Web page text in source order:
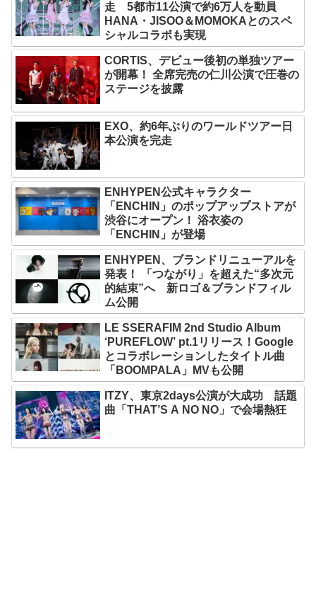
走 5都市11公演で約6万人を動員
HANA・JISOO＆MOMOKAとのスペ
シャルコラボも実現
CORTIS、デビュー後初の単独ツアー
が開幕！ 全席完売の仁川公演で圧巻の
ステージを披露
EXO、約6年ぶりのワールドツアー日
本公演を完走
ENHYPEN公式キャラクター
「ENCHIN」のポップアップストアが
渋谷にオープン！ 浴衣姿の
「ENCHIN」が登場
ENHYPEN、ブランドリニューアルを
発表！ 「つながり」を超えた“多次元
的結束”へ 新ロゴ＆ブランドフィル
ム公開
LE SSERAFIM 2nd Studio Album
‘PUREFLOW’ pt.1リリース！Google
とコラボレーションしたタイトル曲
「BOOMPALA」MVも公開
ITZY、東京2days公演が大成功 話題
曲「THAT’S A NO NO」で会場熱狂